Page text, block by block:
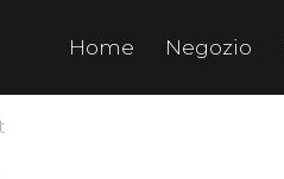
Home Negozio